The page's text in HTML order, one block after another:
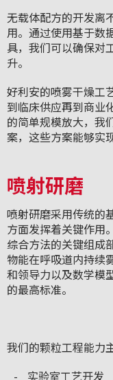
无载体配方的开发离
用。通过使用基于数
具，我们可以确保对
升。
好利安的喷雾干燥工
到临床供应再到商业
的简单规模放大，我
案，这些方案能够实
喷射研磨
喷射研磨采用传统的
方面发挥着关键作用
综合方法的关键组成
物能在呼吸道内持续
和领导力以及数学模
的最高标准。
我们的颗粒工程能力
实验室工艺开发